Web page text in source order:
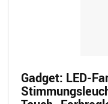
Gadget: LED-